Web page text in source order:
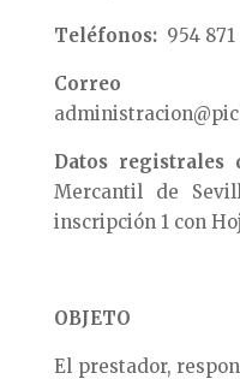
Teléfonos: 954 871
Correo
Datos
Mercantil de
inscripción 1 con
OBJETO
El prestador,